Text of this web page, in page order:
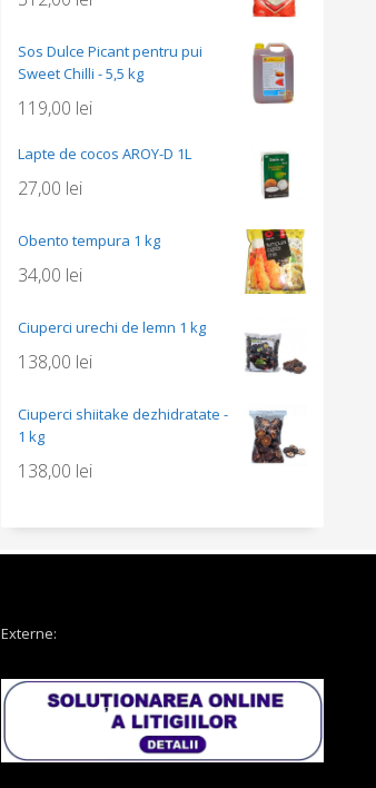
Sos Dulce Picant pentru pui
Sweet Chilli - 5,5 kg
119,00 lei
Lapte de cocos AROY-D 1L
27,00 lei
Obento tempura 1 kg
34,00 lei
Ciuperci urechi de lemn 1 kg
138,00 lei
Ciuperci shiitake dezhidratate -
1 kg
138,00 lei
Externe: